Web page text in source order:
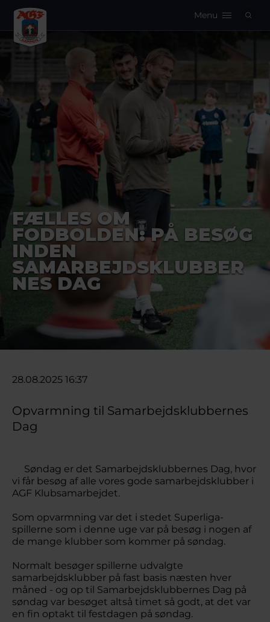
Menu
FÆLLES OM
FODBOLDEN: PÅ BESØG
INDEN
SAMARBEJDSKLUBBER
NES DAG
28.08.2025 16:37
Opvarmning til Samarbejdsklubbernes
Dag
Søndag er det Samarbejdsklubbernes Dag, hvor
vi får besøg af alle vores gode samarbejdsklubber i
AGF Klubsamarbejdet.
Som opvarmning var det i stedet Superliga-
spillerne som i denne uge var på besøg i nogen af
de mange klubber som kommer på søndag.
Normalt besøger spillerne udvalgte
samarbejdsklubber på fast basis næsten hver
måned - og op til Samarbejdsklubbernes Dag på
søndag var besøget altså timet så godt, at det var
en fin optakt til festdagen på søndag.